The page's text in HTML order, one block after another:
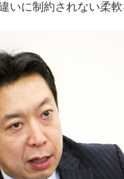
いに制約されない柔